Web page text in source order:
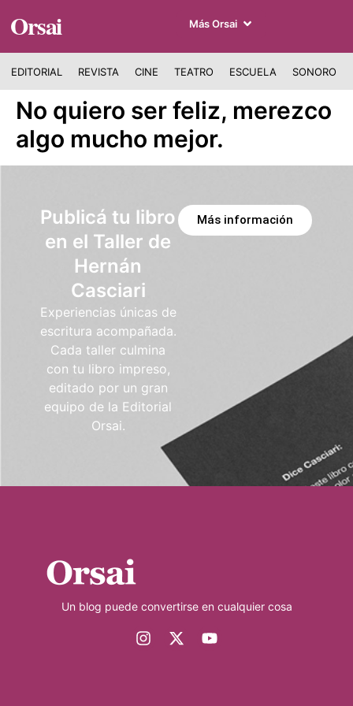
Orsai Más Orsai
EDITORIAL REVISTA CINE TEATRO ESCUELA SONORO
No quiero ser feliz, merezco
algo mucho mejor.
Publicá tu libro
en el Taller de
Hernán
Casciari
Experiencias únicas de
escritura acompañada.
Cada taller culmina
con tu libro impreso,
editado por un gran
equipo de la Editorial
Orsai.
Más información
Un blog puede convertirse en cualquier cosa